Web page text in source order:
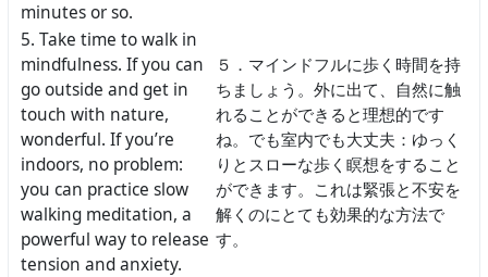
minutes or so.
5. Take time to walk in
mindfulness. If you can
go outside and get in
touch with nature,
wonderful. If you’re
indoors, no problem:
you can practice slow
walking meditation, a
powerful way to release
tension and anxiety.
５．マインドフルに歩く時間を持
ちましょう。外に出て、自然に触
れることができると理想的です
ね。でも室内でも大丈夫：ゆっく
りとスローな歩く瞑想をすること
ができます。これは緊張と不安を
解くのにとても効果的な方法で
す。